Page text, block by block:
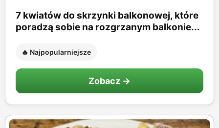
7 kwiatów do skrzynki balkonowej, które
poradzą sobie na rozgrzanym balkonie...
🔥 Najpopularniejsze
Zobacz →